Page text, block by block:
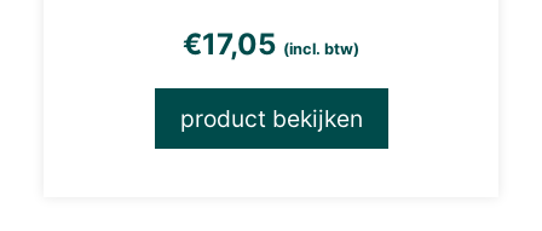
€17,05 (incl. btw)
product bekijken